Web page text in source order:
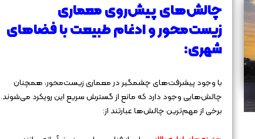
چالش‌های پیش‌روی معماری
زیست‌محور و ادغام طبیعت با فضاهای
شهری:
با وجود پیشرفت‌های چشمگیر در معماری زیست‌محور، همچنان
چالش‌هایی وجود دارد که مانع از گسترش سریع این رویکرد می‌شوند.
برخی از مهم‌ترین چالش‌ها عبارتند از: